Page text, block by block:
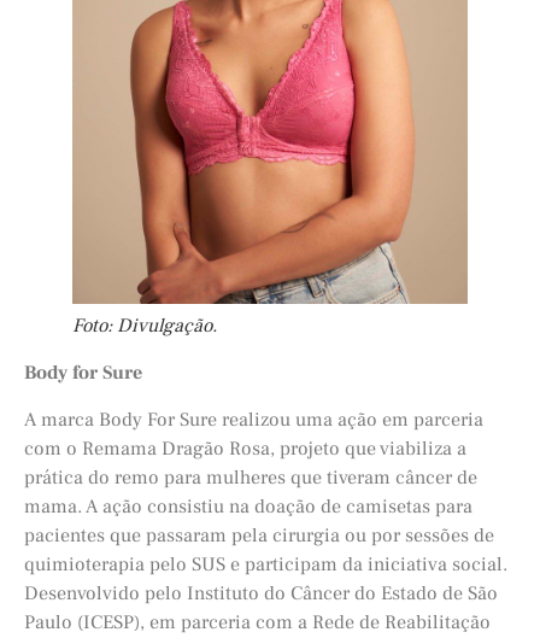
Foto: Divulgação.
Body for Sure
A marca Body For Sure realizou uma ação em parceria
com o Remama Dragão Rosa, projeto que viabiliza a
prática do remo para mulheres que tiveram câncer de
mama. A ação consistiu na doação de camisetas para
pacientes que passaram pela cirurgia ou por sessões de
quimioterapia pelo SUS e participam da iniciativa social.
Desenvolvido pelo Instituto do Câncer do Estado de São
Paulo (ICESP), em parceria com a Rede de Reabilitação